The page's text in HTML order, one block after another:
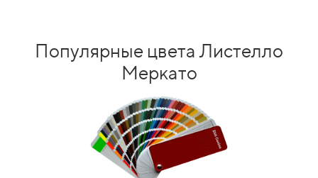
Популярные цвета Листелло
Меркато